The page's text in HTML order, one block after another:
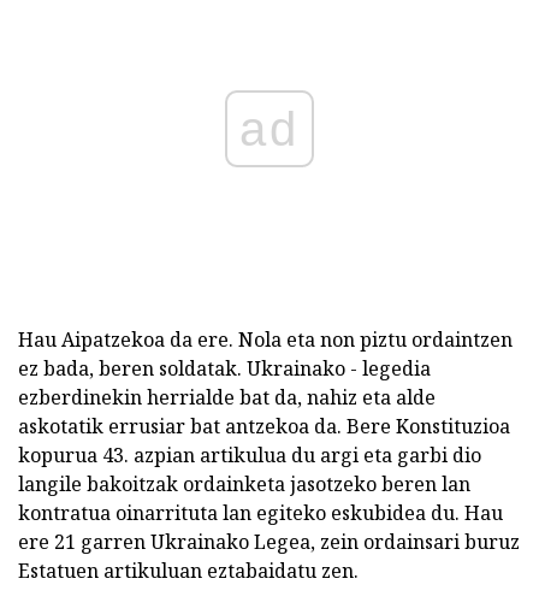
ad
Hau Aipatzekoa da ere. Nola eta non piztu ordaintzen
ez bada, beren soldatak. Ukrainako - legedia
ezberdinekin herrialde bat da, nahiz eta alde
askotatik errusiar bat antzekoa da. Bere Konstituzioa
kopurua 43. azpian artikulua du argi eta garbi dio
langile bakoitzak ordainketa jasotzeko beren lan
kontratua oinarrituta lan egiteko eskubidea du. Hau
ere 21 garren Ukrainako Legea, zein ordainsari buruz
Estatuen artikuluan eztabaidatu zen.